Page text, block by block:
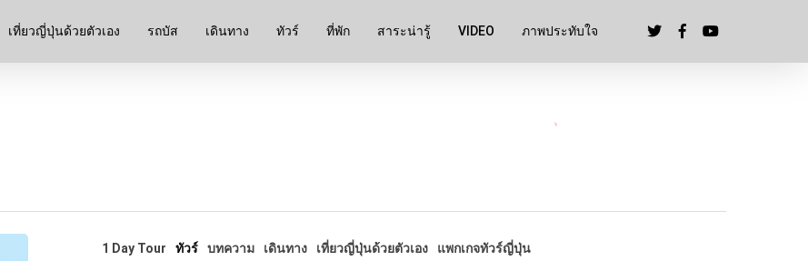
เที่ยวญี่ปุ่นด้วยตัวเอง รถบัส เดินทาง ทัวร์ ที่พัก สาระน่ารู้ VIDEO ภาพประทับใจ
1 Day Tour ทัวร์ บทความ เดินทาง เที่ยวญี่ปุ่นด้วยตัวเอง แพกเกจทัวร์ญี่ปุ่น